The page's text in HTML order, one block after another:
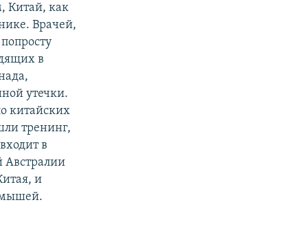
Китай, как
Врачей,
в
утечки.
китайских
тренинг,
в
Австралии
и
мышей.